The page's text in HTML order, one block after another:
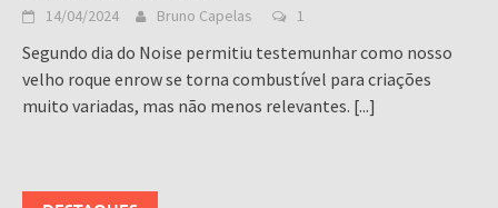
14/04/2024 Bruno Capelas 1
Segundo dia do Noise permitiu testemunhar como nosso
velho roque enrow se torna combustível para criações
muito variadas, mas não menos relevantes. [...]